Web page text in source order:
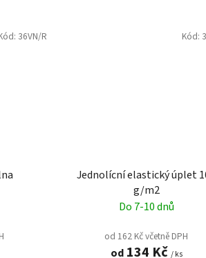
36VN/R
Jednolícní elastický úplet
g/m2
Do 7-10 dnů
od 162 Kč včetně DPH
od134 Kč / ks
Kód: